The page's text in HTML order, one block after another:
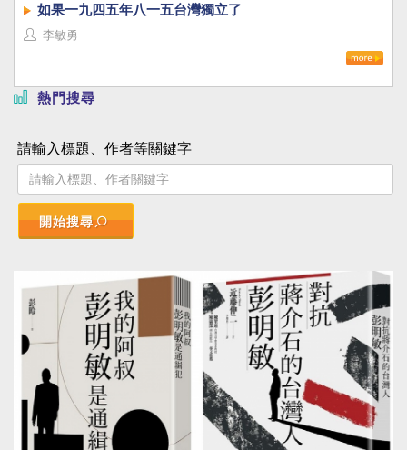
如果一九四五年八一五台灣獨立了
李敏勇
熱門搜尋
請輸入標題、作者等關鍵字
開始搜尋